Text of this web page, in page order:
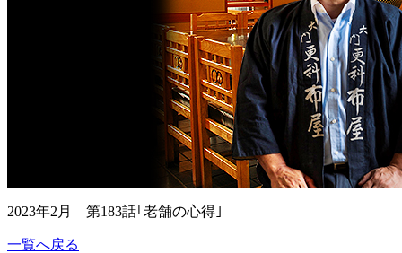
2023年2月 第183話｢老舗の心得｣
一覧へ戻る